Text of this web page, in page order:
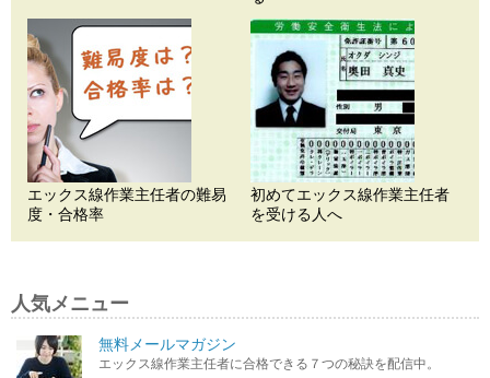
エックス線作業主任者の難易
度・合格率
初めてエックス線作業主任者
を受ける人へ
人気メニュー
無料メールマガジン
エックス線作業主任者に合格できる７つの秘訣を配信中。